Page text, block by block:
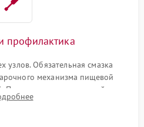
профилактика
узлов. Обязательная смазка
механизма пищевой
Проведение программной
системы от кофейных масел.